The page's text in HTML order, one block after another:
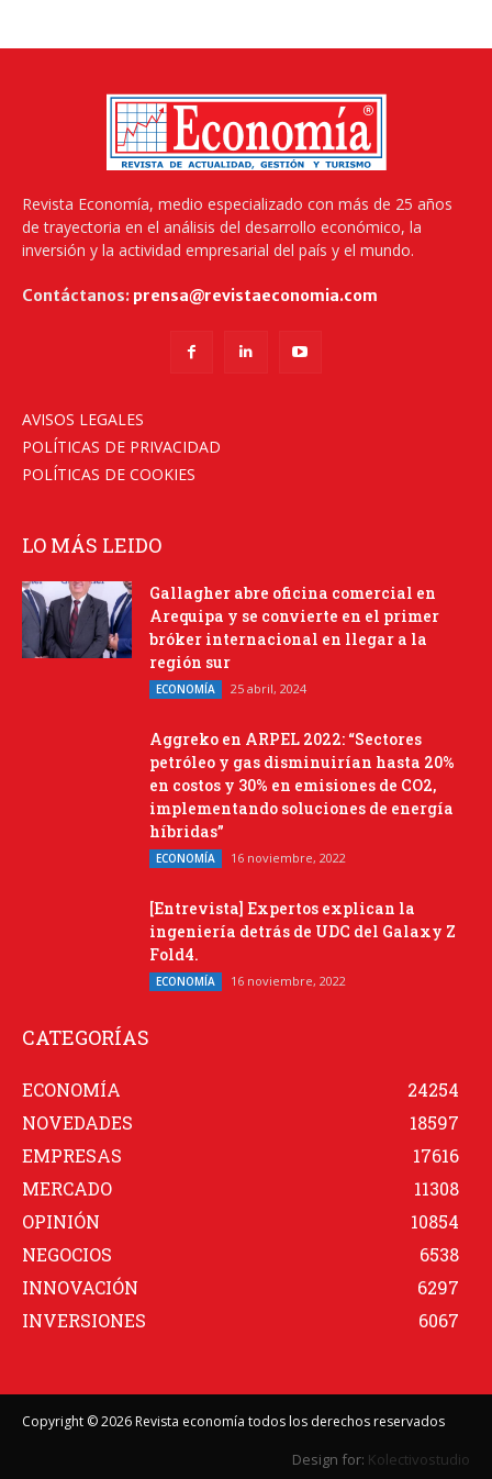
Revista Economía, medio especializado con más de 25 años
de trayectoria en el análisis del desarrollo económico, la
inversión y la actividad empresarial del país y el mundo.
Contáctanos: prensa@revistaeconomia.com
AVISOS LEGALES
POLÍTICAS DE PRIVACIDAD
POLÍTICAS DE COOKIES
LO MÁS LEIDO
Gallagher abre oficina comercial en
Arequipa y se convierte en el primer
bróker internacional en llegar a la
región sur
ECONOMÍA 25 abril, 2024
Aggreko en ARPEL 2022: “Sectores
petróleo y gas disminuirían hasta 20%
en costos y 30% en emisiones de CO2,
implementando soluciones de energía
híbridas”
ECONOMÍA 16 noviembre, 2022
[Entrevista] Expertos explican la
ingeniería detrás de UDC del Galaxy Z
Fold4.
ECONOMÍA 16 noviembre, 2022
CATEGORÍAS
ECONOMÍA
24254
NOVEDADES
18597
EMPRESAS
17616
MERCADO
11308
OPINIÓN
10854
NEGOCIOS
6538
INNOVACIÓN
6297
INVERSIONES
6067
Copyright © 2026 Revista economía todos los derechos reservados
Design for: Kolectivostudio